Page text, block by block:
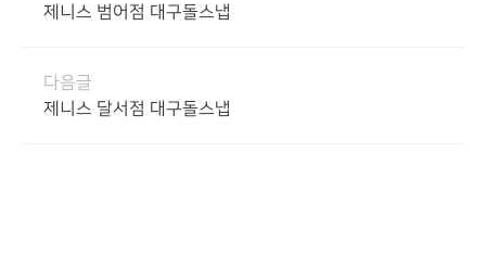
제니스 범어점 대구돌스냅
다음글
제니스 달서점 대구돌스냅